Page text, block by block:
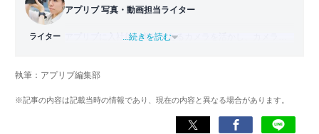
ライター
アプリブ 写真・動画担当ライター
アプリブに入社後、趣味であるカメラを活かし、カメラや
「誰でも本格的にアプリを使いこなせるようになるコンテ
...続きを読む
執筆：アプリブ編集部
※記事の内容は記載当時の情報であり、現在の内容と異なる場合があります。